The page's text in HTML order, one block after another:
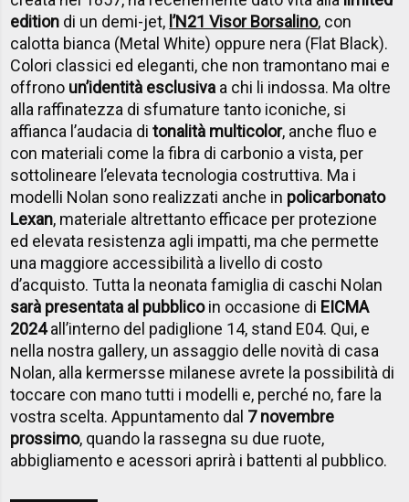
edition di un demi-jet, l’N21 Visor Borsalino, con
calotta bianca (Metal White) oppure nera (Flat Black).
Colori classici ed eleganti, che non tramontano mai e
offrono un’identità esclusiva a chi li indossa. Ma oltre
alla raffinatezza di sfumature tanto iconiche, si
affianca l’audacia ditonalità multicolor, anche fluo e
con materiali come la fibra di carbonio a vista, per
sottolineare l’elevata tecnologia costruttiva. Ma i
modelli Nolan sono realizzati anche in policarbonato
Lexan, materiale altrettanto efficace per protezione
ed elevata resistenza agli impatti, ma che permette
una maggiore accessibilità a livello di costo
d’acquisto. Tutta la neonata famiglia di caschi Nolan
sarà presentata al pubblicoin occasione di EICMA
2024all’interno del padiglione 14, stand E04. Qui, e
nella nostra gallery, un assaggio delle novità di casa
Nolan, alla kermersse milanese avrete la possibilità di
toccare con mano tutti i modelli e, perché no, fare la
vostra scelta. Appuntamento dal 7 novembre
prossimo, quando la rassegna su due ruote,
abbigliamento e acessori aprirà i battenti al pubblico.